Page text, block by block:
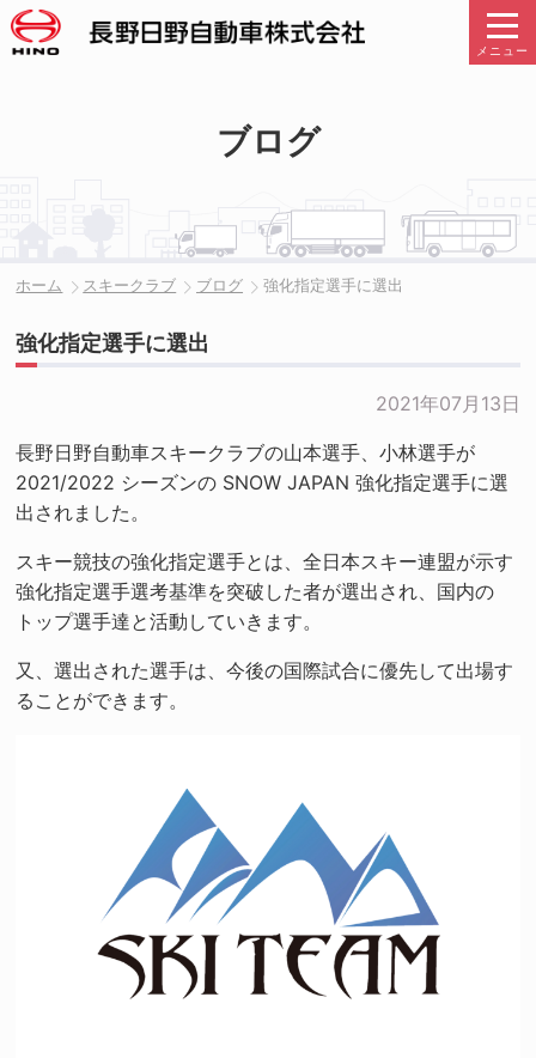
メニュー
ブログ
ホーム スキークラブ ブログ 強化指定選手に選出
強化指定選手に選出
2021年07月13日
長野日野自動車スキークラブの山本選手、小林選手が
2021/2022 シーズンの SNOW JAPAN 強化指定選手に選
出されました。
スキー競技の強化指定選手とは、全日本スキー連盟が示す
強化指定選手選考基準を突破した者が選出され、国内の
トップ選手達と活動していきます。
又、選出された選手は、今後の国際試合に優先して出場す
ることができます。